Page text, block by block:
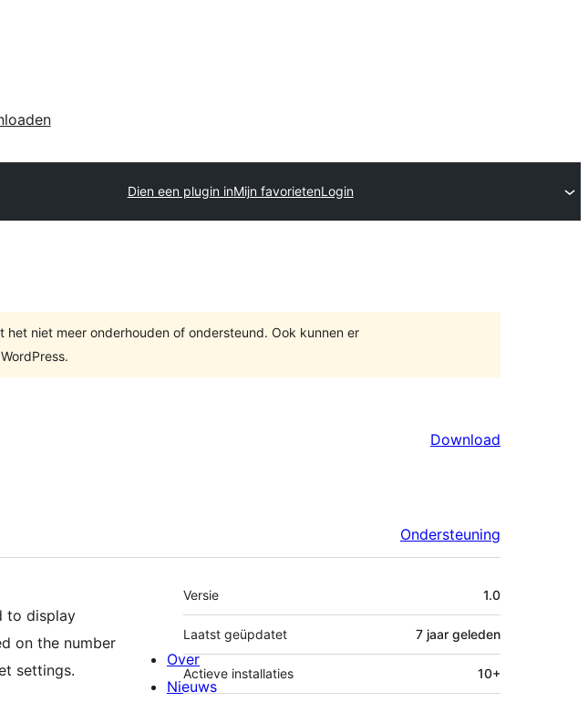
Dien een plugin inMijn favorietenLogin
het niet meer onderhouden of ondersteund. Ook kunnen er
Download
Ondersteuning
to display
on the number
settings.
Meta
Versie 1.0
Laatst geüpdatet 7 jaar geleden
Actieve installaties 10+
Over
Nieuws